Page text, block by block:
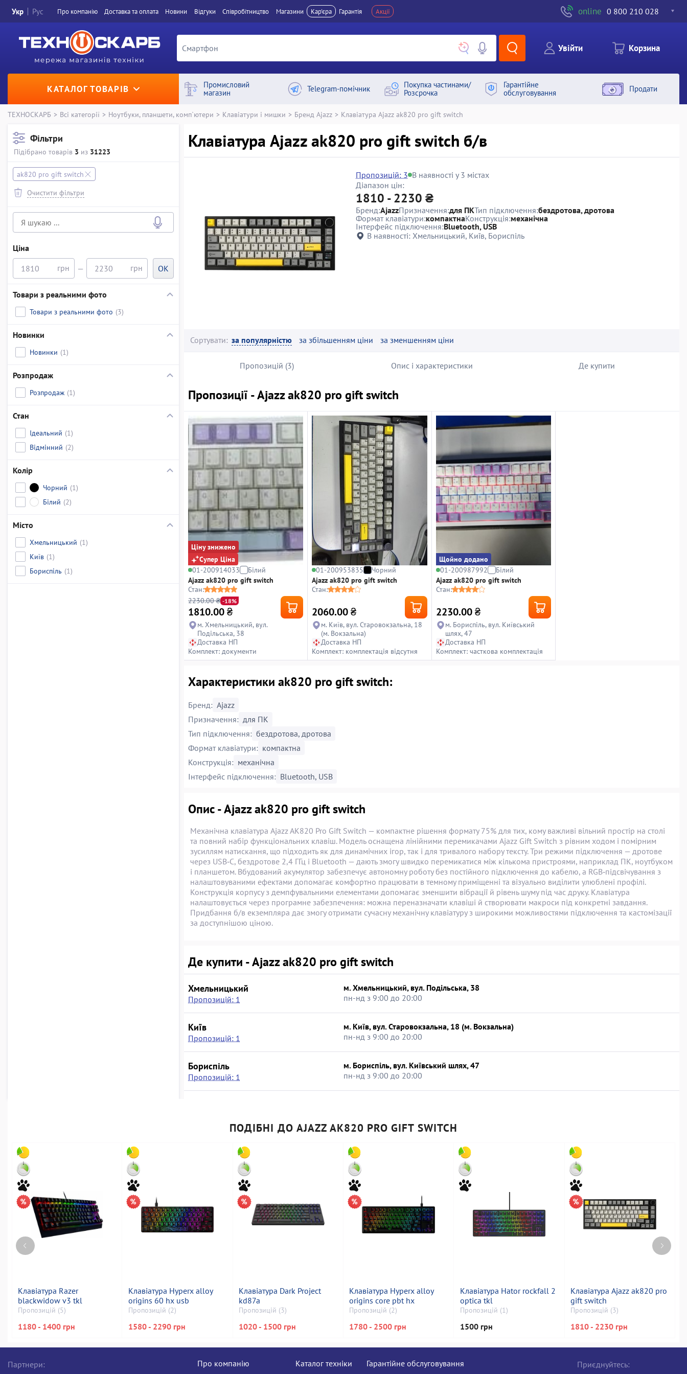
Укр Рус Про компанiю Доставка та оплата Новини Вiдгуки Співробітництво Магазини Кар'єра Гарантія Акції online 0 800 210 028
Увiйти Корзина
КАТАЛОГ ТОВАРІВ
Промисловий
магазин
Telegram-помічник
Покупка частинами/
Розсрочка
Гарантiйне
обслуговування
Продати
ТЕХНОСКАРБ > Всі категорії > Ноутбуки, планшети, комп`ютери > Клавіатури і мишки > Бренд Ajazz > Клавіатура Ajazz ak820 pro gift switch
Фільтри
Підібрано товарів 3 из 31223
ak820 pro gift switch
Очистити фільтри
Ціна
—
OK
Товари з реальними фото
Товари з реальними фото (3)
Новинки
Новинки (1)
Розпродаж
Розпродаж (1)
Стан
Ідеальний (1)
Відмінний (2)
Колір
Чорний (1)
Білий (2)
Місто
Хмельницький (1)
Київ (1)
Бориспіль (1)
Клавіатура Ajazz ak820 pro gift switch б/в
Пропозицій: 3 В наявності у 3 містах
Діапазон цін:
1810 - 2230 ₴
Бренд:AjazzПризначення:для ПКТип підключення:бездротова, дротова
Формат клавіатури:компактнаКонструкція:механічна
Інтерфейс підключення:Bluetooth, USB
В наявності: Хмельницький, Київ, Бориспіль
Сортувати: за популярністю за збільшенням ціни за зменшенням ціни
Пропозицій (3) Опис і характеристики Де купити
Пропозиції - Ajazz ak820 pro gift switch
Ціну знижено
Супер Ціна
01-200914033
Білий
Ajazz ak820 pro gift switch
Стан:
2230.00 ₴ -18%
1810.00₴
м. Хмельницький, вул.
Подільська, 38
Доставка НП
Комплект: документи
01-200953835
Чорний
Ajazz ak820 pro gift switch
Стан:
2060.00 ₴
м. Київ, вул. Старовокзальна, 18
(м. Вокзальна)
Доставка НП
Комплект: комплектація відсутня
Щойно додано
01-200987992
Білий
Ajazz ak820 pro gift switch
Стан:
2230.00 ₴
м. Бориспіль, вул. Київський
шлях, 47
Доставка НП
Комплект: часткова комплектація
Характеристики ak820 pro gift switch:
Бренд: Ajazz
Призначення: для ПК
Тип підключення: бездротова, дротова
Формат клавіатури: компактна
Конструкція: механічна
Інтерфейс підключення: Bluetooth, USB
Опис - Ajazz ak820 pro gift switch
Механічна клавіатура Ajazz AK820 Pro Gift Switch — компактне рішення формату 75% для тих, кому важливі вільний простір на столі
та повний набір функціональних клавіш. Модель оснащена лінійними перемикачами Ajazz Gift Switch з рівним ходом і помірним
зусиллям натискання, що підходить як для динамічних ігор, так і для тривалого набору тексту. Три режими підключення — дротове
через USB‑C, бездротове 2,4 ГГц і Bluetooth — дають змогу швидко перемикатися між кількома пристроями, наприклад ПК, ноутбуком
і планшетом. Вбудований акумулятор забезпечує автономну роботу без постійного підключення до кабелю, а RGB‑підсвічування з
налаштовуваними ефектами допомагає комфортно працювати в темному приміщенні та візуально виділити улюблені профілі.
Конструкція корпусу з демпфувальними елементами допомагає зменшити вібрації й рівень шуму під час друку. Клавіатура
налаштовується через програмне забезпечення: можна переназначати клавіші й створювати макроси під конкретні завдання.
Придбання б/в екземпляра дає змогу отримати сучасну механічну клавіатуру з широкими можливостями підключення та кастомізації
за доступнішою ціною.
Де купити - Ajazz ak820 pro gift switch
Хмельницький
Пропозицій: 1
м. Хмельницький, вул. Подільська, 38
пн-нд з 9:00 до 20:00
Київ
Пропозицій: 1
м. Київ, вул. Старовокзальна, 18 (м. Вокзальна)
пн-нд з 9:00 до 20:00
Бориспіль
Пропозицій: 1
м. Бориспіль, вул. Київський шлях, 47
пн-нд з 9:00 до 20:00
ПОДІБНІ ДО AJAZZ AK820 PRO GIFT SWITCH
Клавіатура Razer
blackwidow v3 tkl
Пропозицій (5)
1180 - 1400 грн
Клавіатура Hyperx alloy
origins 60 hx usb
Пропозицій (2)
1580 - 2290 грн
Клавіатура Dark Project
kd87a
Пропозицій (3)
1020 - 1500 грн
Клавіатура Hyperx alloy
origins core pbt hx
Пропозицій (2)
1780 - 2500 грн
Клавіатура Hator rockfall 2
optica tkl
Пропозицій (1)
1500 грн
Клавіатура Ajazz ak820 pro
gift switch
Пропозицій (3)
1810 - 2230 грн
Партнери: Про компанію Каталог техніки Гарантійне обслуговування Приєднуйтесь: